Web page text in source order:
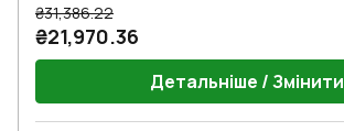
₴31,386.22
₴21,970.36
Детальніше / Змінити